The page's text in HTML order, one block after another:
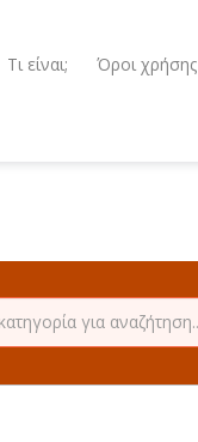
Τι είναι; Όροι χρήσης